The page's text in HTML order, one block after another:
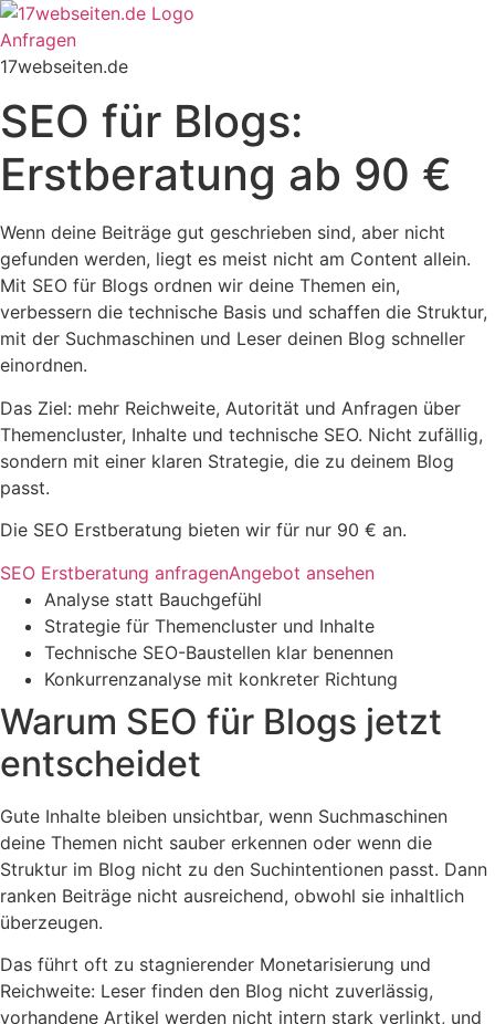
Zum
Inhalt
springen
Anfragen
17webseiten.de
SEO für Blogs:
Erstberatung ab 90 €
Wenn deine Beiträge gut geschrieben sind, aber nicht
gefunden werden, liegt es meist nicht am Content allein.
Mit SEO für Blogs ordnen wir deine Themen ein,
verbessern die technische Basis und schaffen die Struktur,
mit der Suchmaschinen und Leser deinen Blog schneller
einordnen.
Das Ziel: mehr Reichweite, Autorität und Anfragen über
Themencluster, Inhalte und technische SEO. Nicht zufällig,
sondern mit einer klaren Strategie, die zu deinem Blog
passt.
Die SEO Erstberatung bieten wir für nur 90 € an.
SEO Erstberatung anfragenAngebot ansehen
Analyse statt Bauchgefühl
Strategie für Themencluster und Inhalte
Technische SEO-Baustellen klar benennen
Konkurrenzanalyse mit konkreter Richtung
Warum SEO für Blogs jetzt
entscheidet
Gute Inhalte bleiben unsichtbar, wenn Suchmaschinen
deine Themen nicht sauber erkennen oder wenn die
Struktur im Blog nicht zu den Suchintentionen passt. Dann
ranken Beiträge nicht ausreichend, obwohl sie inhaltlich
überzeugen.
Das führt oft zu stagnierender Monetarisierung und
Reichweite: Leser finden den Blog nicht zuverlässig,
vorhandene Artikel werden nicht intern stark verlinkt, und